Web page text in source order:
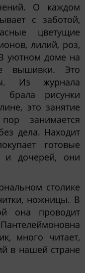
О каждом
с заботой,
цветущие
лилий, роз,
уютном доме на
вышивки. Это
Из журнала
рисунки
это занятие
занимается
дела. Находит
готовые
и дочерей, они
столике
ножницы. В
она проводит
много читает,
в нашей стране